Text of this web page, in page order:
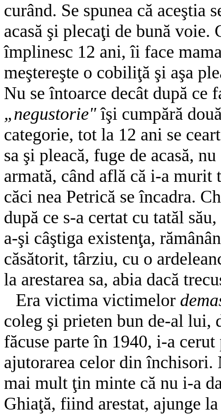
curând. Se spunea că
acasă şi plecaţi de bună voie.
împlinesc 12 ani, îi face
meştereşte o cobiliţă şi aşa
Nu se întoarce decât după ce
„negustorie"îşi cumpără
categorie, tot la 12 ani se
sa şi pleacă, fuge de acasă,
armată, când află că i-a
căci nea Petrică se încadra.
după ce s-a certat cu tatăl
a-şi câştiga existenţa,
căsătorit, târziu, cu o
la arestarea sa, abia dacă
Era victima victimelor
coleg şi prieten bun de-al lui,
făcuse parte în 1940, i-a
ajutorarea celor din închisori.
mai mult ţin minte că nu i-a
Ghiaţă, fiind arestat, ajunge